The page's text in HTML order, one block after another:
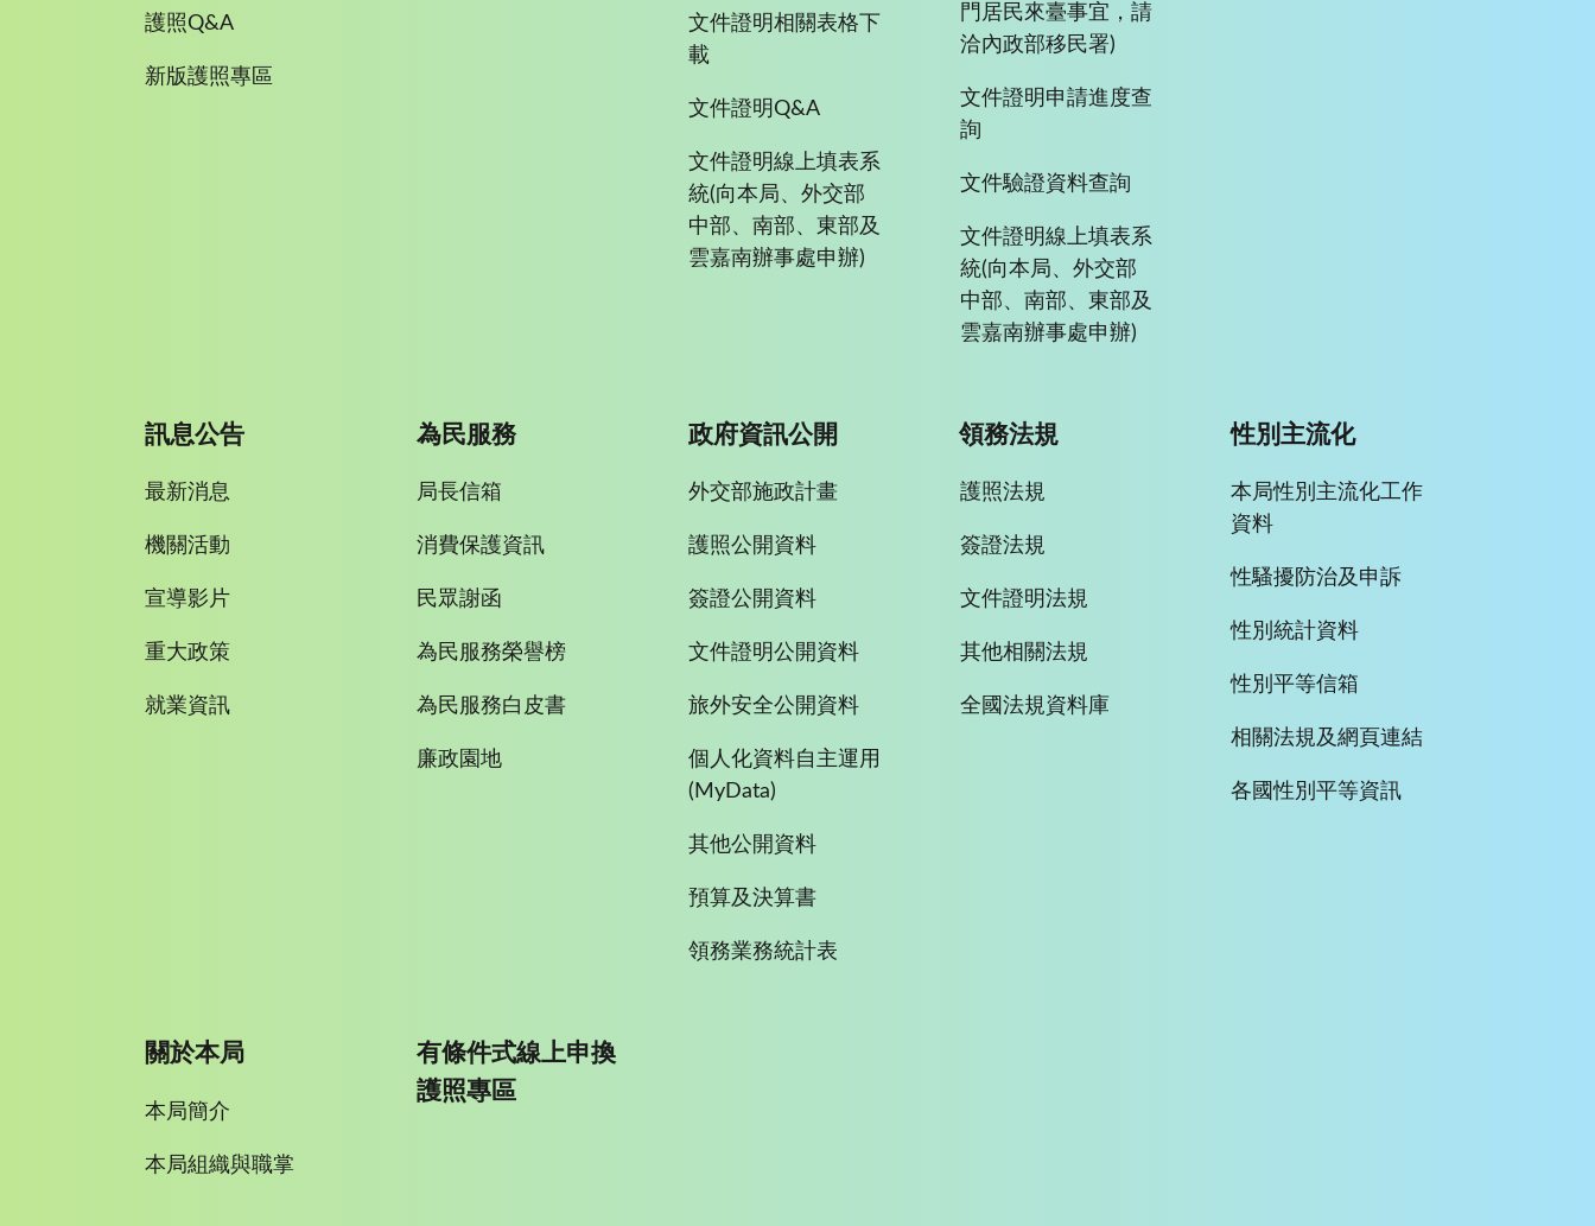
護照Q&A
新版護照專區
文件證明相關表格下
載
文件證明Q&A
文件證明線上填表系
統(向本局、外交部
中部、南部、東部及
雲嘉南辦事處申辦)
門居民來臺事宜，請
洽內政部移民署)
文件證明申請進度查
詢
文件驗證資料查詢
文件證明線上填表系
統(向本局、外交部
中部、南部、東部及
雲嘉南辦事處申辦)
訊息公告
最新消息
機關活動
宣導影片
重大政策
就業資訊
為民服務
局長信箱
消費保護資訊
民眾謝函
為民服務榮譽榜
為民服務白皮書
廉政園地
政府資訊公開
外交部施政計畫
護照公開資料
簽證公開資料
文件證明公開資料
旅外安全公開資料
個人化資料自主運用
(MyData)
其他公開資料
預算及決算書
領務業務統計表
領務法規
護照法規
簽證法規
文件證明法規
其他相關法規
全國法規資料庫
性別主流化
本局性別主流化工作
資料
性騷擾防治及申訴
性別統計資料
性別平等信箱
相關法規及網頁連結
各國性別平等資訊
關於本局
本局簡介
本局組織與職掌
有條件式線上申換
護照專區